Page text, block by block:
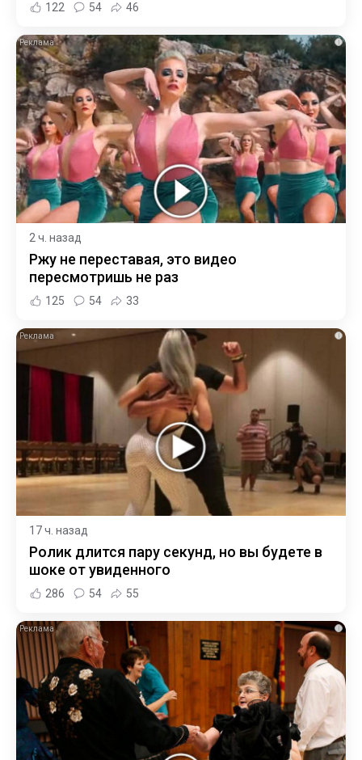
122 54 46
i
2 ч. назад
Ржу не переставая, это видео
пересмотришь не раз
125 54 33
i
17 ч. назад
Ролик длится пару секунд, но вы будете в
шоке от увиденного
286 54 55
i